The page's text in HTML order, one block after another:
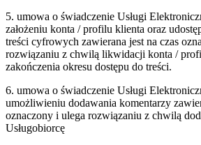
5. umowa o świadczenie Usługi
założeniu konta / profilu klienta oraz
treści cyfrowych zawierana jest na czas
rozwiązaniu z chwilą likwidacji konta /
zakończenia okresu dostępu do treści.
6. umowa o świadczenie Usługi
umożliwieniu dodawania komentarzy
oznaczony i ulega rozwiązaniu z chwilą
Usługobiorcę